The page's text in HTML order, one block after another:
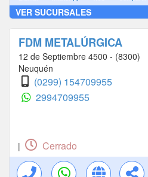
VER SUCURSALES
FDM METALÚRGICA
12 de Septiembre 4500 - (8300)
Neuquén
(0299) 154709955
2994709955
| Cerrado